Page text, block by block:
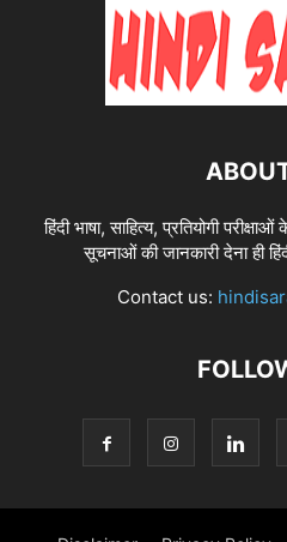
हिंदी भाषा, साहित्य, प्रतियोगी
सूचनाओं की जानकारी देना ही
Contact us: